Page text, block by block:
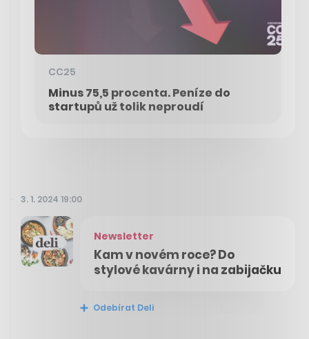
CC25
Minus 75,5 procenta. Peníze do
startupů už tolik neproudí
3. 1. 2024 19:00
Newsletter
Kam v novém roce? Do
stylové kavárny i na zabijačku
Odebírat Deli